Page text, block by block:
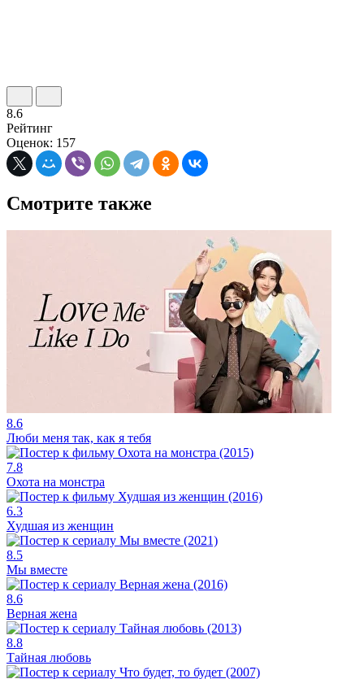
8.6
Рейтинг
Оценок: 157
Смотрите также
8.6
Люби меня так, как я тебя
7.8
Охота на монстра
6.3
Худшая из женщин
8.5
Мы вместе
8.6
Верная жена
8.8
Тайная любовь